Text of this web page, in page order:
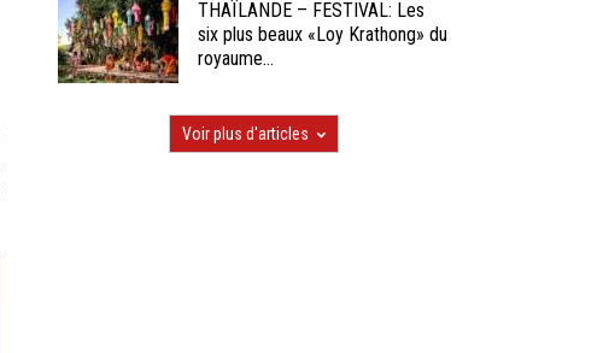
THAÏLANDE – FESTIVAL: Les
six plus beaux «Loy Krathong» du
royaume...
Voir plus d'articles